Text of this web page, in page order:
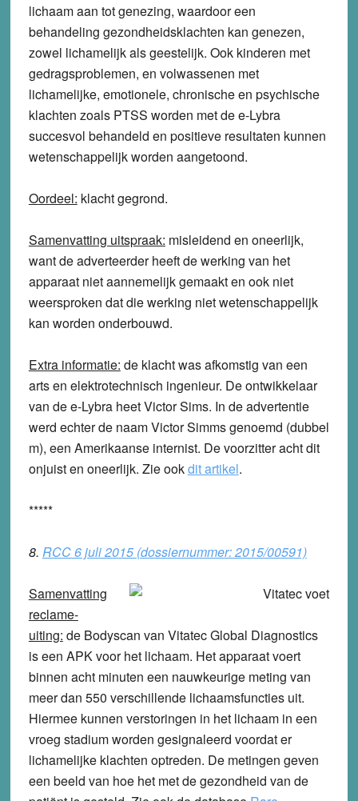
lichaam aan tot genezing, waardoor een
behandeling gezondheidsklachten kan genezen,
zowel lichamelijk als geestelijk. Ook kinderen met
gedragsproblemen, en volwassenen met
lichamelijke, emotionele, chronische en psychische
klachten zoals PTSS worden met de e-Lybra
succesvol behandeld en positieve resultaten kunnen
wetenschappelijk worden aangetoond.
Oordeel: klachtgegrond.
Samenvatting uitspraak: misleidend en oneerlijk,
want de adverteerder heeft de werking van het
apparaat niet aannemelijk gemaakt en ook niet
weersproken dat die werking niet wetenschappelijk
kan worden onderbouwd.
Extra informatie: de klacht was afkomstig van een
arts en elektrotechnisch ingenieur. De ontwikkelaar
van de e-Lybra heet Victor Sims. In de advertentie
werd echter de naam Victor Simms genoemd (dubbel
m), een Amerikaanse internist. De voorzitter acht dit
onjuist en oneerlijk. Zie ookdit artikel.
*****
8. RCC 6 juli 2015 (dossiernummer: 2015/00591)
Samenvatting
reclame-
uiting: de Bodyscan van Vitatec Global Diagnostics
is een APK voor het lichaam. Het apparaat voert
binnen acht minuten een nauwkeurige meting van
meer dan 550 verschillende lichaamsfuncties uit.
Hiermee kunnen verstoringen in het lichaam in een
vroeg stadium worden gesignaleerd voordat er
lichamelijke klachten optreden. De metingen geven
een beeld van hoe het met de gezondheid van de